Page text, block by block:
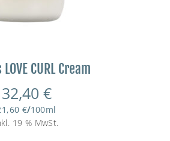
CURL Cream
32,40 €
€/100ml
19 % MwSt.